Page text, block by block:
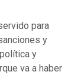
para
y
y
va a haber